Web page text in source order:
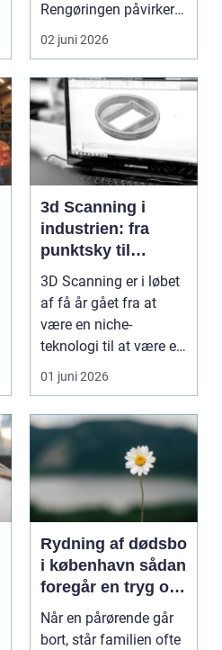
Rengøringen påvirker
kundernes
førstehåndsind...
02 juni 2026
3d Scanning i
industrien: fra
punktsky til
præcist
projektgrundlag
3D Scanning er i løbet
af få år gået fra at
være en niche-
teknologi til at være et
helt almindeligt ...
01 juni 2026
Rydning af dødsbo
i københavn sådan
foregår en tryg og
effektiv proces
Når en pårørende går
bort, står familien ofte